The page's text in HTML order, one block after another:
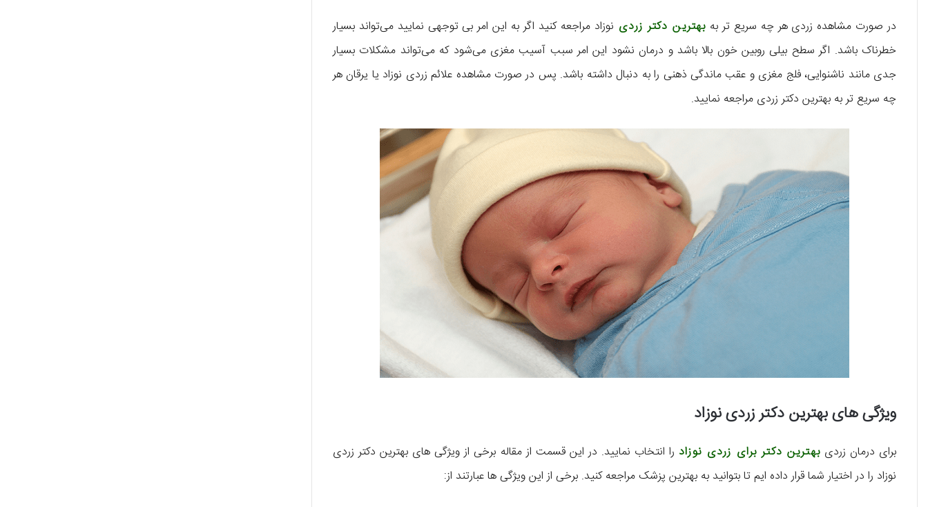
در صورت مشاهده زردی هر چه سریع تر به بهترین دکتر زردی نوزاد مراجعه کنید اگر به این امر بی توجهی نمایید می‌تواند بسیار
خطرناک باشد. اگر سطح بیلی روبین خون بالا باشد و درمان نشود این امر سبب آسیب مغزی می‌شود که می‌تواند مشکلات بسیار
جدی مانند ناشنوایی، فلج مغزی و عقب ماندگی ذهنی را به دنبال داشته باشد. پس در صورت مشاهده علائم زردی نوزاد یا یرقان هر
چه سریع تر به بهترین دکتر زردی مراجعه نمایید.
ویژگی های بهترین دکتر زردی نوزاد
برای درمان زردیبهترین دکتر برای زردی نوزاد را انتخاب نمایید. در این قسمت از مقاله برخی از ویژگی های بهترین دکتر زردی
نوزاد را در اختیار شما قرار داده ایم تا بتوانید به بهترین پزشک مراجعه کنید. برخی از این ویژگی ها عبارتند از: